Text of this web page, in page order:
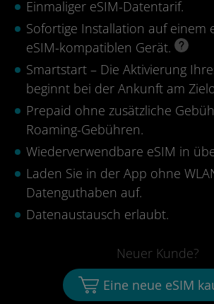
Einmaliger eSIM-Datentarif.
Sofortige Installation auf einem
eSIM-kompatiblen Gerät.
Smartstart – Die Aktivierung
beginnt bei der Ankunft am
Prepaid ohne zusätzliche
Roaming-Gebühren.
Wiederverwendbare eSIM in
Laden Sie in der App ohne
Datenguthaben auf.
Datenaustausch erlaubt.
Neuer Kunde?
Eine neue eSIM